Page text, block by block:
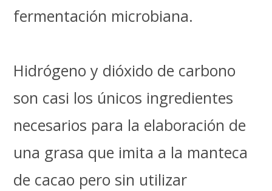
fermentación microbiana.
Hidrógeno y dióxido de carbono
son casi los únicos ingredientes
necesarios para la elaboración de
una grasa que imita a la manteca
de cacao pero sin utilizar